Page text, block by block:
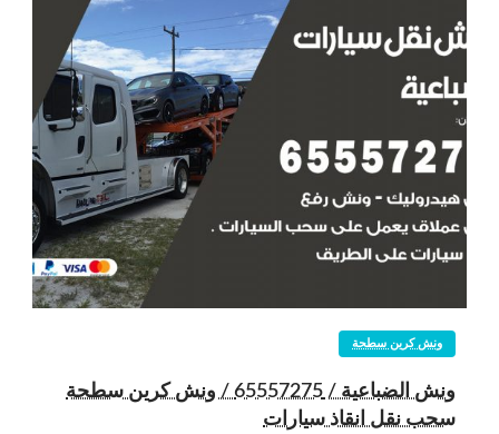
ونش كرين سطحة
ونش الضباعية / 65557275 / ونش كرين سطحة
سحب نقل انقاذ سيارات